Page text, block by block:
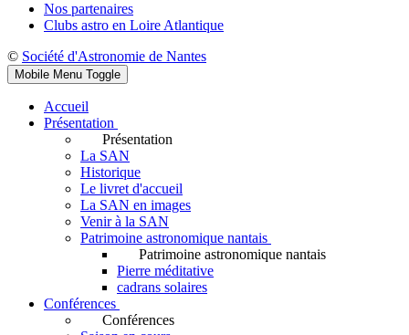
Nos partenaires
Clubs astro en Loire Atlantique
© Société d'Astronomie de Nantes
Mobile Menu Toggle
Accueil
Présentation
Présentation
La SAN
Historique
Le livret d'accueil
La SAN en images
Venir à la SAN
Patrimoine astronomique nantais
Patrimoine astronomique nantais
Pierre méditative
cadrans solaires
Conférences
Conférences